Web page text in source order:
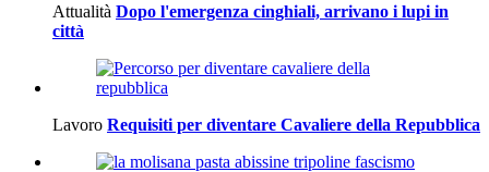
Attualità Dopo l'emergenza cinghiali, arrivano i lupi in
città
Lavoro Requisiti per diventare Cavaliere della Repubblica